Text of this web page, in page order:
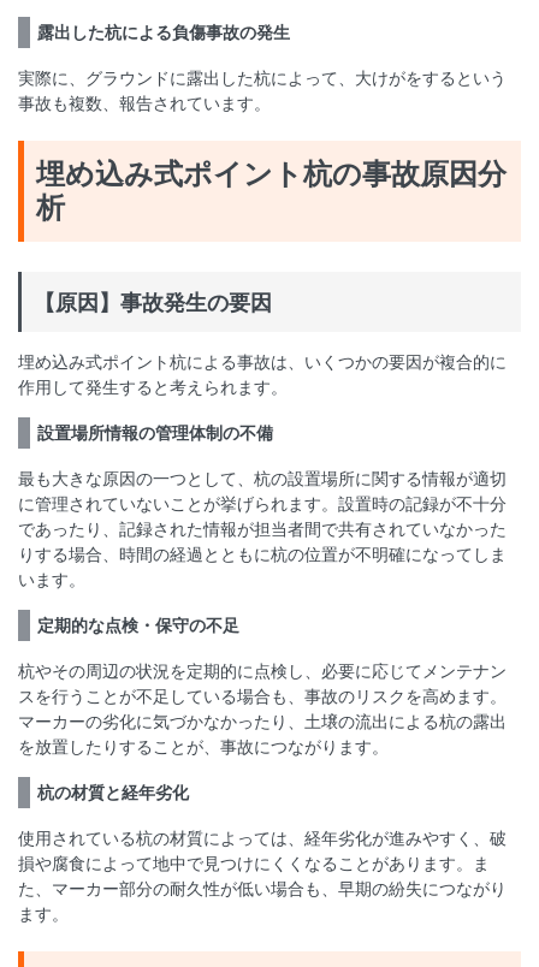
露出した杭による負傷事故の発生
実際に、グラウンドに露出した杭によって、大けがをするという
事故も複数、報告されています。
埋め込み式ポイント杭の事故原因分
析
【原因】事故発生の要因
埋め込み式ポイント杭による事故は、いくつかの要因が複合的に
作用して発生すると考えられます。
設置場所情報の管理体制の不備
最も大きな原因の一つとして、杭の設置場所に関する情報が適切
に管理されていないことが挙げられます。設置時の記録が不十分
であったり、記録された情報が担当者間で共有されていなかった
りする場合、時間の経過とともに杭の位置が不明確になってしま
います。
定期的な点検・保守の不足
杭やその周辺の状況を定期的に点検し、必要に応じてメンテナン
スを行うことが不足している場合も、事故のリスクを高めます。
マーカーの劣化に気づかなかったり、土壌の流出による杭の露出
を放置したりすることが、事故につながります。
杭の材質と経年劣化
使用されている杭の材質によっては、経年劣化が進みやすく、破
損や腐食によって地中で見つけにくくなることがあります。ま
た、マーカー部分の耐久性が低い場合も、早期の紛失につながり
ます。